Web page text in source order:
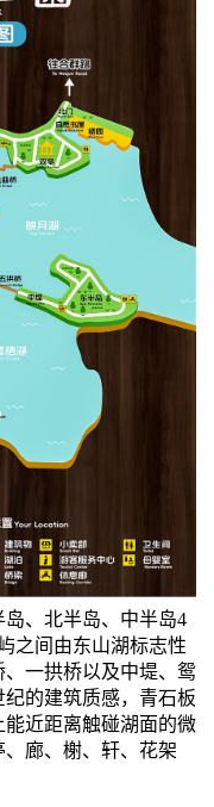
、北半岛、中半岛4
之间由东山湖标志性
一拱桥以及中堤、鸳
的建筑质感，青石板
近距离触碰湖面的微
廊、榭、轩、花架